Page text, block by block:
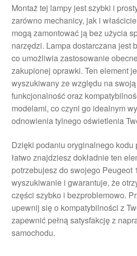
Montaż tej lampy jest szybki i
zarówno mechanicy, jak i
mogą zamontować ją bez użycia
narzędzi. Lampa dostarczana jest
co umożliwia zastosowanie
zakupionej oprawki. Ten element
wyszukiwany ze względu na
funkcjonalność oraz
modelami, co czyni go idealnym
odnowienia tylnego oświetlenia
Dzięki podaniu oryginalnego kodu
łatwo znajdziesz dokładnie ten
potrzebujesz do swojego Peugeot
wyszukiwanie i gwarantuje, że
części szybko i bezproblemowo.
upewnij się o kompatybilności z
zapewnić pełną satysfakcję z
samochodu.